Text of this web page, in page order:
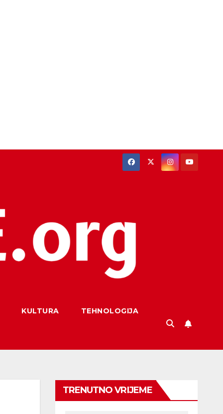
KULTURA TEHNOLOGIJA
TRENUTNO VRIJEME